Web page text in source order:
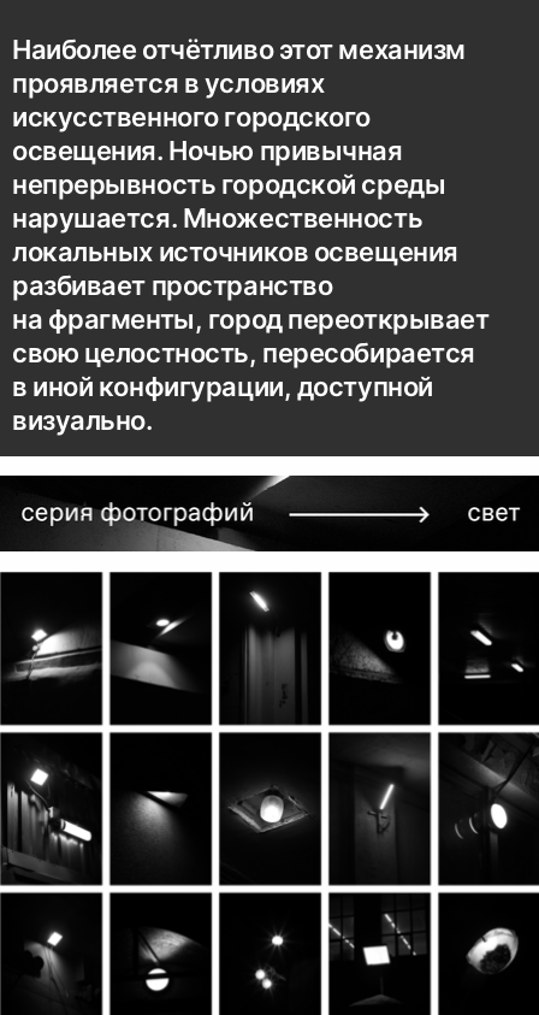
Наиболее отчётливо этот механизм
проявляется в условиях
искусственного городского
освещения. Ночью привычная
непрерывность городской среды
нарушается. Множественность
локальных источников освещения
разбивает пространство
на фрагменты, город переоткрывает
свою целостность, пересобирается
в иной конфигурации, доступной
визуально.